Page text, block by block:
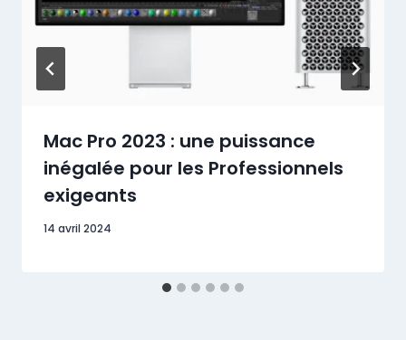
Mac Pro 2023 : une puissance
inégalée pour les Professionnels
exigeants
14 avril 2024